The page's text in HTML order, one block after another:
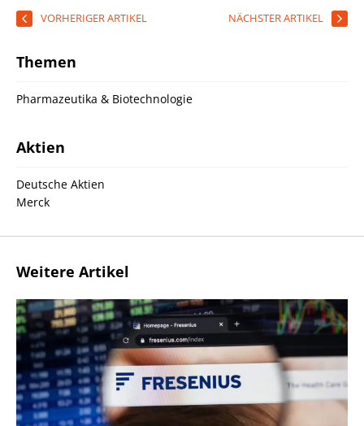
VORHERIGER ARTIKEL NÄCHSTER ARTIKEL
Themen
Pharmazeutika & Biotechnologie
Aktien
Deutsche Aktien
Merck
Weitere Artikel